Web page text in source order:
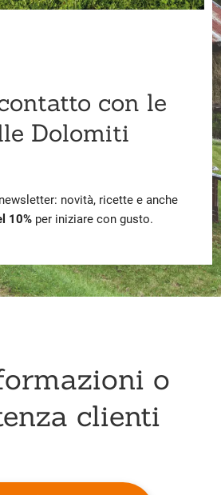
con le
Dolomiti
novità, ricette e anche
10% per iniziare con gusto.
o
clienti